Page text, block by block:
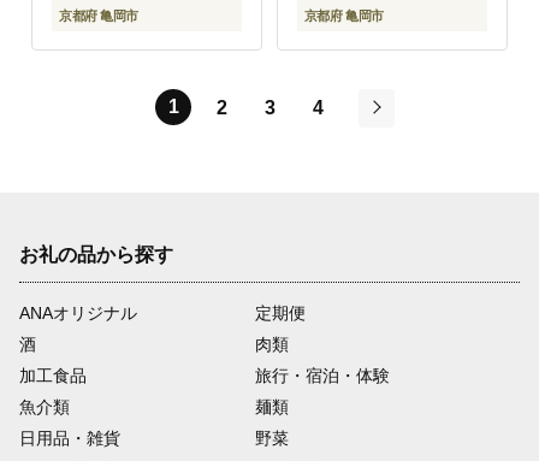
京都府 亀岡市 京都府 亀岡市
1 2 3
4
お礼の品から探す
ANAオリジナル
定期便
酒
肉類
加工食品
旅行・宿泊・体験
魚介類
麺類
日用品・雑貨
野菜